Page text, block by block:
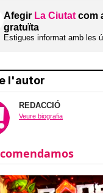
Afegir La Ciutat com
gratuïta
Estigues informat amb les
l'autor
REDACCIÓ
Veure biografia